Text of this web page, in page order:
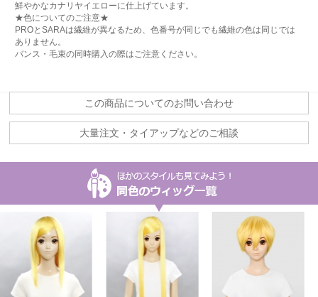
鮮やかなカナリヤイエローに仕上げています。
★色についてのご注意★
PROとSARAは繊維が異なるため、色番号が同じでも繊維の色は同じでは
ありません。
バンス・毛束の同時購入の際はご注意ください。
この商品についてのお問い合わせ
大量注文・タイアップなどのご相談